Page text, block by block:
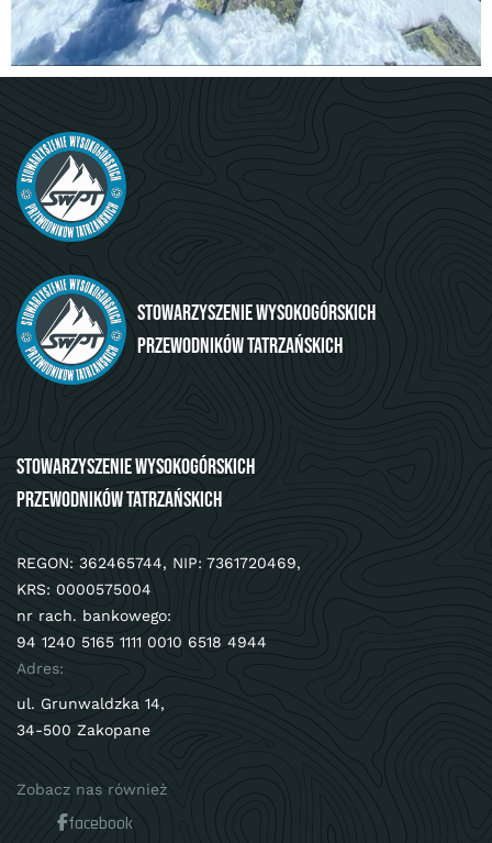
Stowarzyszenie Wysokogórskich
Przewodników Tatrzańskich
Stowarzyszenie Wysokogórskich
Przewodników Tatrzańskich
REGON: 362465744, NIP: 7361720469,
KRS: 0000575004
nr rach. bankowego:
94 1240 5165 1111 0010 6518 4944
Adres:
ul. Grunwaldzka 14,
34-500 Zakopane
Zobacz nas również
facebook